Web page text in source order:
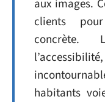
aux images.
clients
concrète.
habitants